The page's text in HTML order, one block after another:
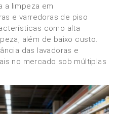
a limpeza em
e varredoras de piso
como alta
além de baixo custo.
das lavadoras e
no mercado sob múltiplas